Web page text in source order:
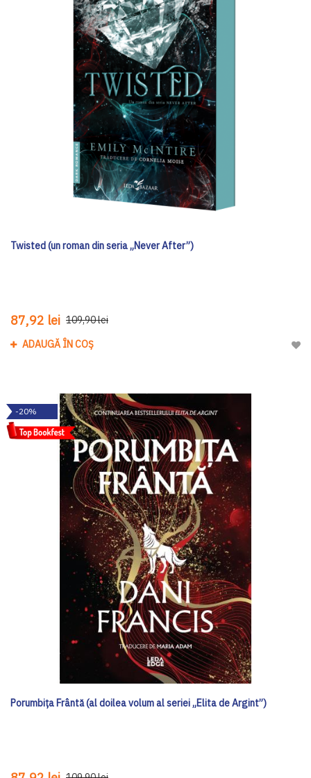
Twisted (un roman din seria „Never After”)
87,92 lei 109,90 lei
ADAUGĂ ÎN COȘ
-20%
Porumbița Frântă (al doilea volum al seriei „Elita de Argint”)